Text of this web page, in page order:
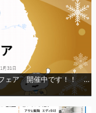
【2023年12月16日より】冬の売却応援フェア 開催中です！！ センチュリー21アークレスト